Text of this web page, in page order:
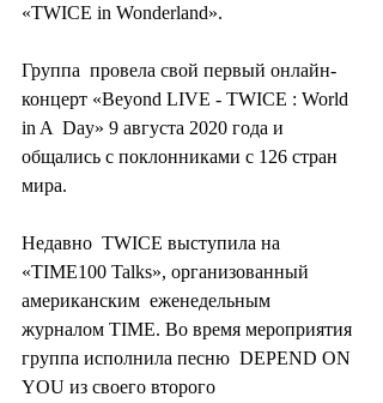
«TWICE in Wonderland».
Группа  провела свой первый онлайн-
концерт «Beyond LIVE - TWICE : World
in A  Day» 9 августа 2020 года и
общались с поклонниками с 126 стран
мира.
Недавно  TWICE выступила на
«TIME100 Talks», организованный
американским  еженедельным
журналом TIME. Во время мероприятия
группа исполнила песню  DEPEND ON
YOU из своего второго